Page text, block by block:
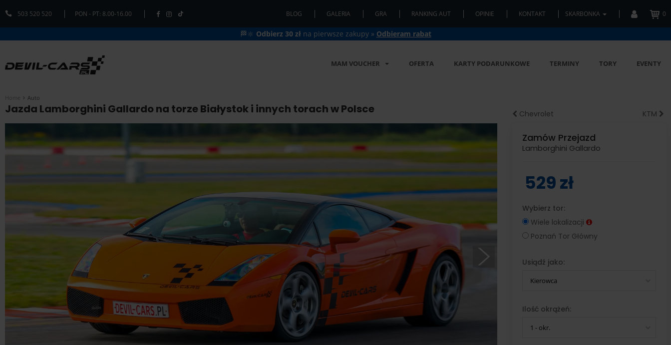
503 520 520 PON - PT: 8.00-16.00 BLOG GALERIA GRA RANKING AUT OPINIE KONTAKT SKARBONKA 0
🏁🔆 Odbierz 30 zł na pierwsze zakupy » Odbieram rabat
MAM VOUCHER OFERTA KARTY PODARUNKOWE TERMINY TORY EVENTY
Home Auto
Jazda Lamborghini Gallardo na torze Białystok i innych torach w Polsce Chevrolet KTM
Zamów Przejazd
Lamborghini Gallardo
529 zł
Wybierz tor:
Wiele lokalizacji
Poznań Tor Główny
Usiądź jako:
Kierowca
Ilość okrążeń:
1 - okr.